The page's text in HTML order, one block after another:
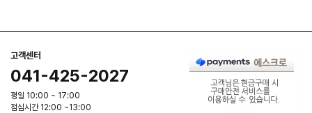
고객센터
041-425-2027
평일 10:00 ~ 17:00
점심시간 12:00 ~13:00